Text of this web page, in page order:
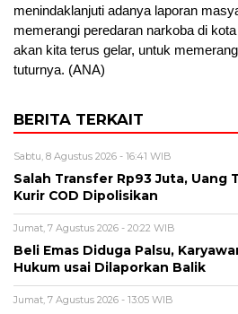
menindaklanjuti adanya laporan
memerangi peredaran narkoba di
akan kita terus gelar, untuk
tuturnya. (ANA)
BERITA TERKAIT
Sabtu, 8 Agustus 2026 - 16:41 WIB
Salah Transfer Rp93 Juta, Uang
Kurir COD Dipolisikan
Jumat, 7 Agustus 2026 - 20:22 WIB
Beli Emas Diduga Palsu,
Hukum usai Dilaporkan Balik
Jumat, 7 Agustus 2026 - 13:05 WIB